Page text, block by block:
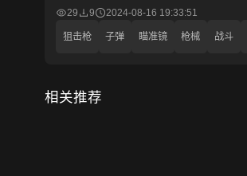
29 9 2024-08-16 19:33:51
狙击枪 子弹 瞄准镜 枪械 战斗
相关推荐